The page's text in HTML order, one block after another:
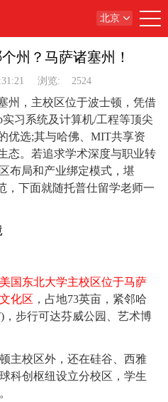
北京
州？马萨诸塞州！
浏览: 2524
州，主校区位于波士顿，凭借
习系统​​及​​计算机/工程等顶尖
优选;其与哈佛、MIT共享资
态。若追求学术深度与职业转
布局和产业绑定模式，堪
，下面就随托普仕留学老师一
美国东北大学主校区位于马萨
化区 ，占地73英亩，紧邻哈
，步行可达芬威公园、艺术博
校区外，还在硅谷、西雅
科创枢纽设立分校区，学生